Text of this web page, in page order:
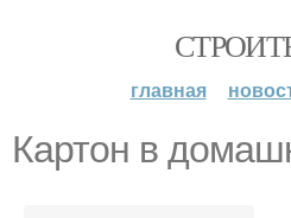
главная
Картон в